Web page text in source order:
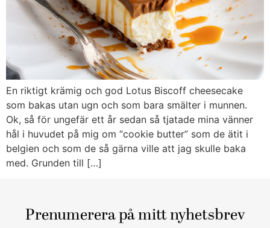
En riktigt krämig och god Lotus Biscoff cheesecake
som bakas utan ugn och som bara smälter i munnen.
Ok, så för ungefär ett år sedan så tjatade mina vänner
hål i huvudet på mig om “cookie butter” som de ätit i
belgien och som de så gärna ville att jag skulle baka
med. Grunden till […]
Prenumerera på mitt nyhetsbrev